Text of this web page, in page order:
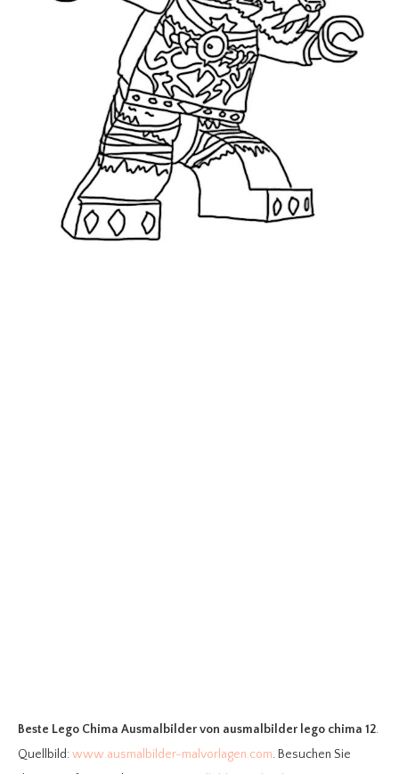
Beste Lego Chima Ausmalbildervon ausmalbilder lego chima 12.
Quellbild:www.ausmalbilder-malvorlagen.com. Besuchen Sie